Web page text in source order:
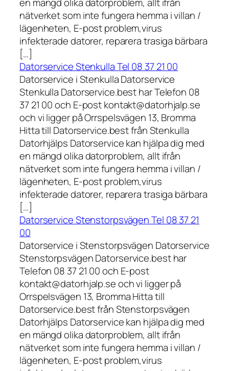
nätverket som inte fungera hemma i villan /
lägenheten, E-post problem,virus
infekterade datorer, reparera trasiga bärbara
[…]
Datorservice Stenkulla Tel 08 37 21 00
Datorservice i Stenkulla Datorservice
Stenkulla Datorservice.best har Telefon 08
37 21 00 och E-post kontakt@datorhjalp.se
och vi ligger på Orrspelsvägen 13, Bromma
Hitta till Datorservice.best från Stenkulla
Datorhjälps Datorservice kan hjälpa dig med
en mängd olika datorproblem, allt ifrån
nätverket som inte fungera hemma i villan /
lägenheten, E-post problem,virus
infekterade datorer, reparera trasiga bärbara
[…]
Datorservice Stenstorpsvägen Tel 08 37 21
00
Datorservice i Stenstorpsvägen Datorservice
Stenstorpsvägen Datorservice.best har
Telefon 08 37 21 00 och E-post
kontakt@datorhjalp.se och vi ligger på
Orrspelsvägen 13, Bromma Hitta till
Datorservice.best från Stenstorpsvägen
Datorhjälps Datorservice kan hjälpa dig med
en mängd olika datorproblem, allt ifrån
nätverket som inte fungera hemma i villan /
lägenheten, E-post problem,virus